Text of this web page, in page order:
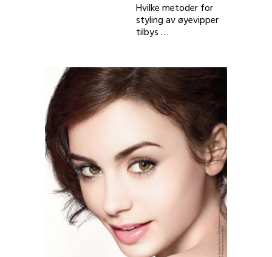
Hvilke metoder for
styling av øyevipper
tilbys …